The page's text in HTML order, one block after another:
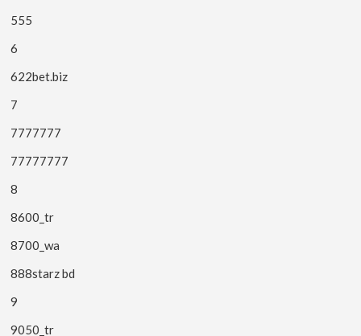
555
6
622bet.biz
7
7777777
77777777
8
8600_tr
8700_wa
888starz bd
9
9050_tr